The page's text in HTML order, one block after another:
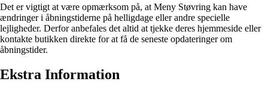
Det er vigtigt at være opmærksom på, at Meny Støvring kan have
ændringer i åbningstiderne på helligdage eller andre specielle
lejligheder. Derfor anbefales det altid at tjekke deres hjemmeside eller
kontakte butikken direkte for at få de seneste opdateringer om
åbningstider.
Ekstra Information